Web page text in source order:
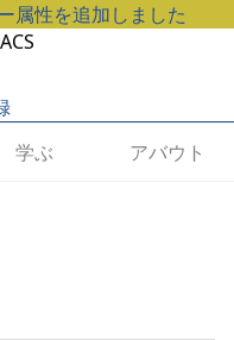
属性を追加しました
学ぶ アバウト